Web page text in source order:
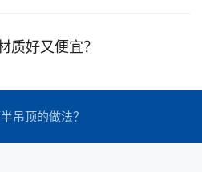
质好又便宜？
吊顶的做法？